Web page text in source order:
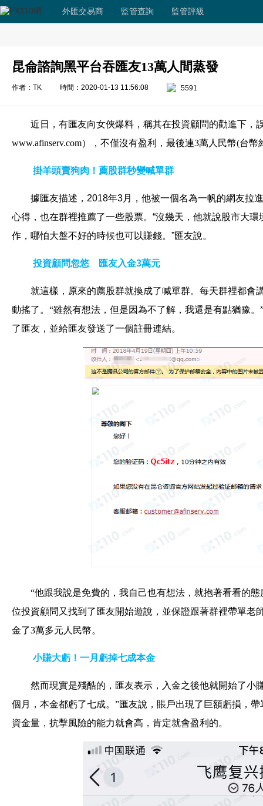
外匯交易商 監管查詢 監管評級
昆侖諮詢黑平台吞匯友13萬人間蒸發
作者：TK 時間：2020-01-13 11:56:08 5591
近日，有匯友向女俠爆料，稱其在投資顧問的勸進下，
www.afinserv.com），不僅沒有盈利，最後連3萬人民幣(台
掛羊頭賣狗肉！薦股群秒變喊單群
據匯友描述，2018年3月，他被一個名為一帆的網友拉
心得，也在群裡推薦了一些股票。“沒幾天，他就說股市大
作，哪怕大盤不好的時候也可以賺錢。”匯友說。
投資顧問忽悠 匯友入金3萬元
就這樣，原來的薦股群就換成了喊單群。每天群裡都會
動搖了。“雖然有想法，但是因為不了解，我還是有點猶豫
了匯友，並給匯友發送了一個註冊連結。
“他跟我說是免費的，我自己也有想法，就抱著看看的
位投資顧問又找到了匯友開始遊說，並保證跟著群裡帶單老
金了3萬多元人民幣。
小賺大虧！一月虧掉七成本金
然而現實是殘酷的，匯友表示，入金之後他就開始了小
個月，本金都虧了七成。”匯友說，賬戶出現了巨額虧損，
資金量，抗擊風險的能力就會高，肯定就會盈利的。